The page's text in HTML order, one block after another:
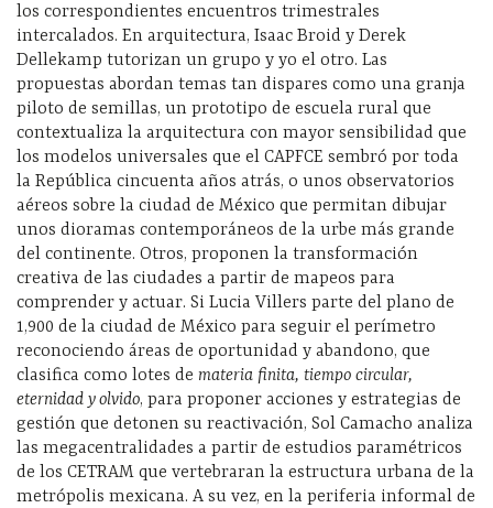
los correspondientes encuentros trimestrales
intercalados. En arquitectura, Isaac Broid y Derek
Dellekamp tutorizan un grupo y yo el otro. Las
propuestas abordan temas tan dispares como una granja
piloto de semillas, un prototipo de escuela rural que
contextualiza la arquitectura con mayor sensibilidad que
los modelos universales que el CAPFCE sembró por toda
la República cincuenta años atrás, o unos observatorios
aéreos sobre la ciudad de México que permitan dibujar
unos dioramas contemporáneos de la urbe más grande
del continente. Otros, proponen la transformación
creativa de las ciudades a partir de mapeos para
comprender y actuar. Si Lucia Villers parte del plano de
1,900 de la ciudad de México para seguir el perímetro
reconociendo áreas de oportunidad y abandono, que
clasifica como lotes de materia finita, tiempo circular,
eternidad y olvido, para proponer acciones y estrategias de
gestión que detonen su reactivación, Sol Camacho analiza
las megacentralidades a partir de estudios paramétricos
de los CETRAM que vertebraran la estructura urbana de la
metrópolis mexicana. A su vez, en la periferia informal de